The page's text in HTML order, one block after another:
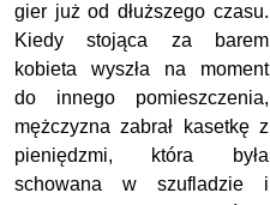
gier już od dłuższego czasu.
Kiedy stojąca za barem
kobieta wyszła na moment
do innego pomieszczenia,
mężczyzna zabrał kasetkę z
pieniędzmi, która była
schowana w szufladzie i